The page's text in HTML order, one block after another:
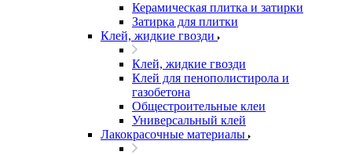
Керамическая плитка и затирки
Затирка для плитки
Клей, жидкие гвозди
Клей, жидкие гвозди
Клей для пенополистирола и
газобетона
Общестроительные клеи
Универсальный клей
Лакокрасочные материалы